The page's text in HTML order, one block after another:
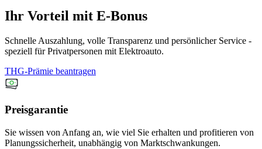
Ihr Vorteil mit E-Bonus
Schnelle Auszahlung, volle Transparenz und persönlicher Service -
speziell für Privatpersonen mit Elektroauto.
THG-Prämie beantragen
Preisgarantie
Sie wissen von Anfang an, wie viel Sie erhalten und profitieren von
Planungssicherheit, unabhängig von Marktschwankungen.